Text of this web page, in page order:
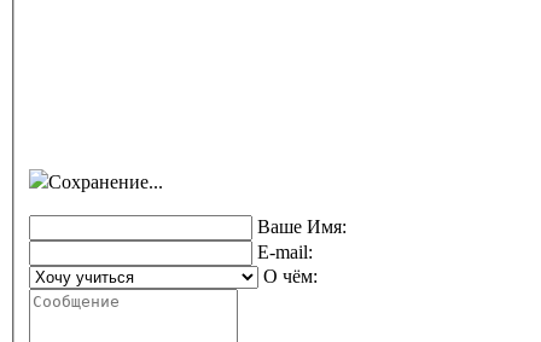
Сохранение...
Ваше Имя:
E-mail:
О чём: